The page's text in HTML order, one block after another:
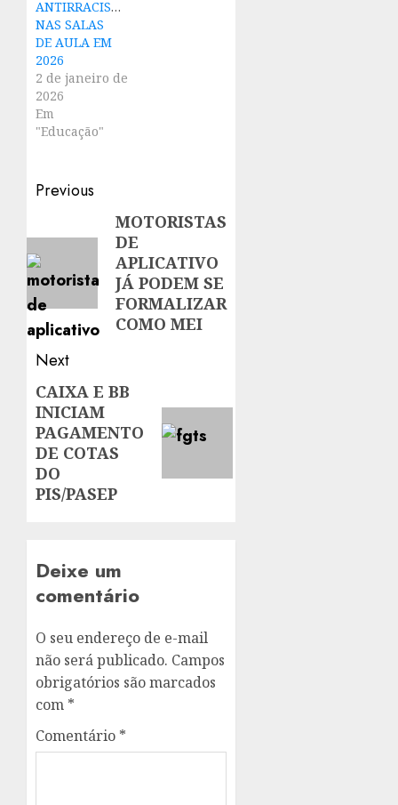
ANTIRRACISTA
NAS SALAS
DE AULA EM
2026
2 de janeiro de
2026
Em
"Educação"
Post
navigation
Previous
post:
MOTORISTAS
DE
APLICATIVO
JÁ PODEM SE
FORMALIZAR
COMO MEI
Next
Next
post:
CAIXA E BB
INICIAM
PAGAMENTO
DE COTAS
DO
PIS/PASEP
Deixe um
comentário
O seu endereço de e-mail
não será publicado. Campos
obrigatórios são marcados
com *
Comentário *